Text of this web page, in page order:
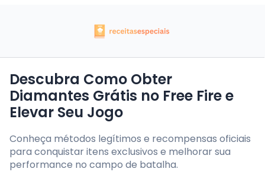
Descubra Como Obter
Diamantes Grátis no Free Fire e
Elevar Seu Jogo
Conheça métodos legítimos e recompensas oficiais
para conquistar itens exclusivos e melhorar sua
performance no campo de batalha.